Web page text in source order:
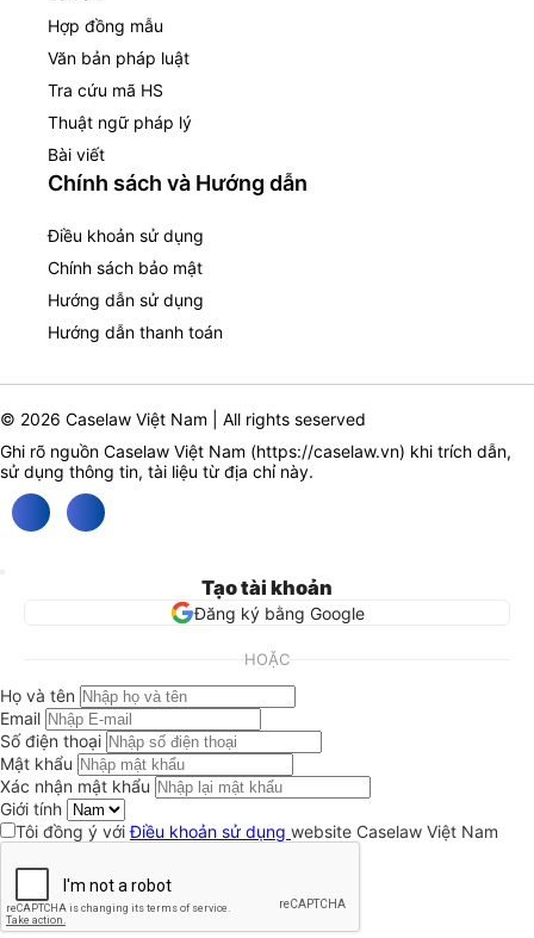
Hợp đồng mẫu
Văn bản pháp luật
Tra cứu mã HS
Thuật ngữ pháp lý
Bài viết
Chính sách và Hướng dẫn
Điều khoản sử dụng
Chính sách bảo mật
Hướng dẫn sử dụng
Hướng dẫn thanh toán
© 2026 Caselaw Việt Nam | All rights seserved
Ghi rõ nguồn Caselaw Việt Nam (https://caselaw.vn) khi trích dẫn,
sử dụng thông tin, tài liệu từ địa chỉ này.
Tạo tài khoản
Đăng ký bằng Google
HOẶC
Họ và tên
Email
Số điện thoại
Mật khẩu
Xác nhận mật khẩu
Giới tính
Tôi đồng ý vớiĐiều khoản sử dụng website Caselaw Việt Nam